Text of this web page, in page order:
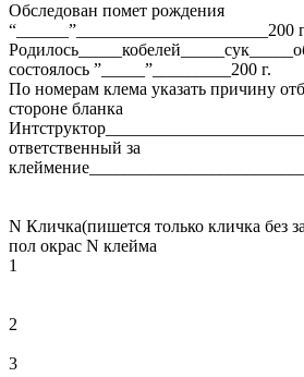
Обследован помет рождения
“______”______________________200
состоялось ”_____”_________200 г.
По номерам клема указать причину
стороне бланка
ответственный за
N Кличка(пишется только кличка без
пол окрас N клейма
1
2
3